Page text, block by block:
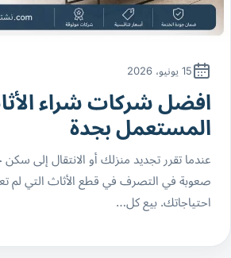
15 يونيو، 2026
افضل شركات شراء
المستعمل بجدة
عندما تقرر تجديد منزلك أو الانتقال إلى سكن
صعوبة في التصرف في قطع الأثاث التي لم
احتياجاتك. بيع كل…